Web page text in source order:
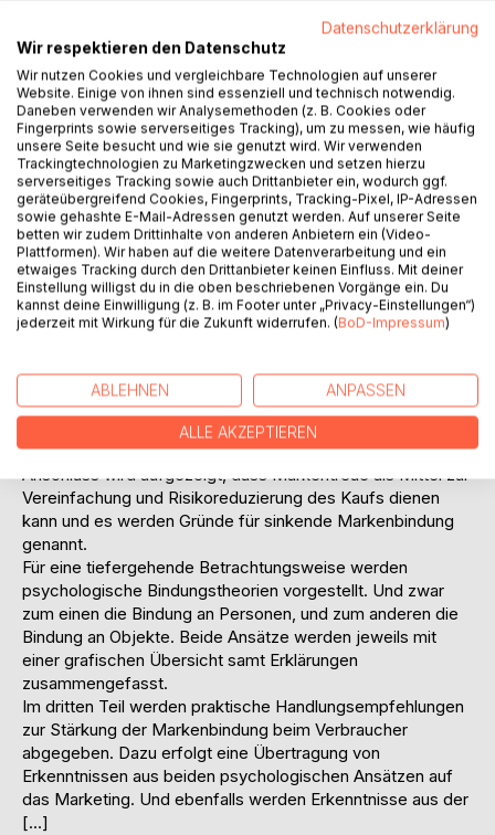
begriffliche Grundlagen eingegangen, die Wichtigkeit der
Markenbindung im Rahmen der Marketingzielsetzung wird
beschrieben, verschiedene Messmethoden werden
vorgestellt und die Markenbindung in Abhängigkeit von
Produkteigenschaften wird erläutert.
Der zweite Teil besteht aus den theoretischen
Erklärungsansätzen der (Marken-)Bindung.
Zuerst wird die Sichtweise des Marketing aufgezeigt.
Dabei wird die Entwicklung von Markenbindung in
Abhängigkeit vom Lebensalter dargestellt. In diesem Teil
wird insbesondere auf den Marketing-Mix und einen damit
zusammenhängenden Lernprozess eingegangen. Im
Anschluss daran werden zur Veranschaulichung
wesentliche Bestandteile der Marketing-Mixes der
Davidson" als Praxis-Beispiele erläutert. Danach kommt
eine grafische Übersicht mit einer zusammenfassenden
Erklärung, wie Markenbindung beim Verbraucher entsteht.
Es folgen Aspekte aus dem Beziehungsmarketing. Im
Anschluss wird aufgezeigt, dass Markentreue als Mittel zur
Vereinfachung und Risikoreduzierung des Kaufs dienen
kann und es werden Gründe für sinkende Markenbindung
genannt.
Für eine tiefergehende Betrachtungsweise werden
psychologische Bindungstheorien vorgestellt. Und zwar
zum einen die Bindung an Personen, und zum anderen die
Bindung an Objekte. Beide Ansätze werden jeweils mit
einer grafischen Übersicht samt Erklärungen
zusammengefasst.
Im dritten Teil werden praktische Handlungsempfehlungen
zur Stärkung der Markenbindung beim Verbraucher
abgegeben. Dazu erfolgt eine Übertragung von
Erkenntnissen aus beiden psychologischen Ansätzen auf
das Marketing. Und ebenfalls werden Erkenntnisse aus der
[…]
Datenschutzerklärung
Wir respektieren den Datenschutz
Wir nutzen Cookies und vergleichbare Technologien auf unserer
Website. Einige von ihnen sind essenziell und technisch notwendig.
Daneben verwenden wir Analysemethoden (z. B. Cookies oder
Fingerprints sowie serverseitiges Tracking), um zu messen, wie häufig
unsere Seite besucht und wie sie genutzt wird. Wir verwenden
Trackingtechnologien zu Marketingzwecken und setzen hierzu
serverseitiges Tracking sowie auch Drittanbieter ein, wodurch ggf.
geräteübergreifend Cookies, Fingerprints, Tracking-Pixel, IP-Adressen
sowie gehashte E-Mail-Adressen genutzt werden. Auf unserer Seite
betten wir zudem Drittinhalte von anderen Anbietern ein (Video-
Plattformen). Wir haben auf die weitere Datenverarbeitung und ein
etwaiges Tracking durch den Drittanbieter keinen Einfluss. Mit deiner
Einstellung willigst du in die oben beschriebenen Vorgänge ein. Du
kannst deine Einwilligung (z. B. im Footer unter „Privacy-Einstellungen“)
jederzeit mit Wirkung für die Zukunft widerrufen. (BoD-Impressum)
ABLEHNEN ANPASSEN
ALLE AKZEPTIEREN